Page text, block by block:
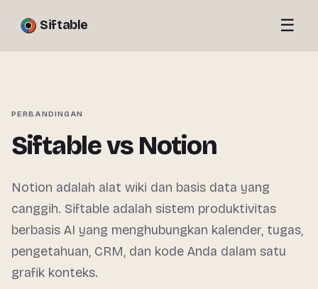
Siftable ☰
PERBANDINGAN
Siftable vs Notion
Notion adalah alat wiki dan basis data yang
canggih. Siftable adalah sistem produktivitas
berbasis AI yang menghubungkan kalender, tugas,
pengetahuan, CRM, dan kode Anda dalam satu
grafik konteks.